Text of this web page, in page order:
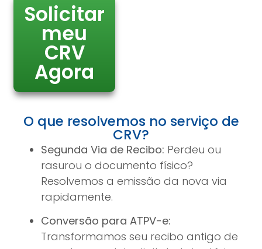
Solicitar
meu
CRV
Agora
O que resolvemos no serviço de
CRV?
Segunda Via de Recibo: Perdeu ou
rasurou o documento físico?
Resolvemos a emissão da nova via
rapidamente.
Conversão para ATPV-e:
Transformamos seu recibo antigo de